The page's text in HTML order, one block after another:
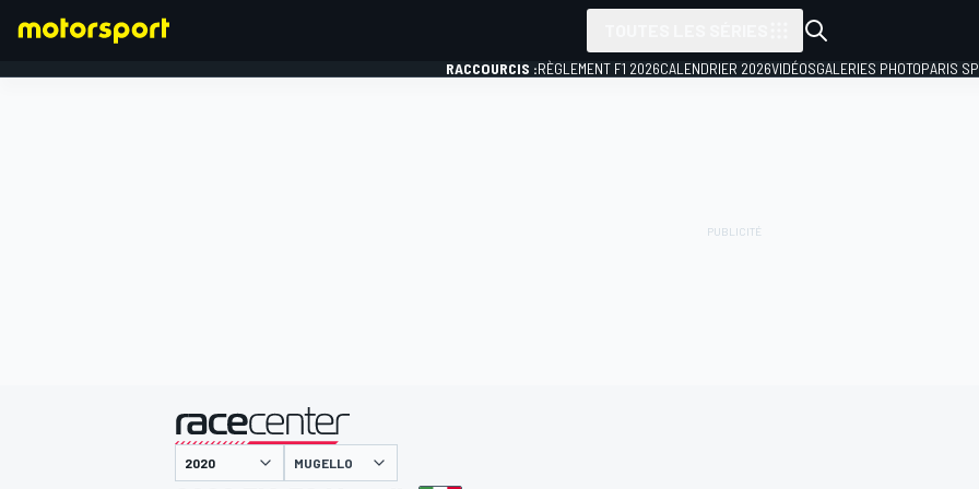
RACCOURCIS :RÈGLEMENT F1 2026CALENDRIER 2026VIDÉOSGALERIES PHOTOPARIS
présenté par
MUGELLO